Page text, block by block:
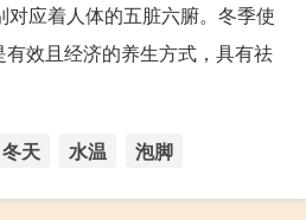
应着人体的五脏六腑。冬季使
效且经济的养生方式，具有祛
冬天 水温 泡脚